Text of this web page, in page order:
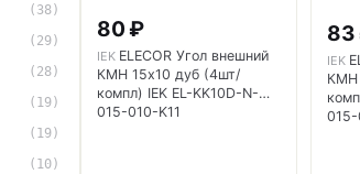
(38)
(29)
(28)
(19)
(19)
(10)
80 ₽
IEK ELECOR Угол внешний
КМН 15х10 дуб (4шт/
компл) IEK EL-KK10D-N-
015-010-K11
83
IEK
КМН